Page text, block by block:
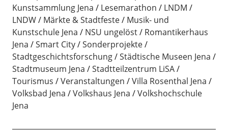
Kunstsammlung Jena
Lesemarathon
LNDM
LNDW
Märkte & Stadtfeste
Musik- und
Kunstschule Jena
NSU ungelöst
Romantikerhaus
Jena
Smart City
Sonderprojekte
Stadtgeschichtsforschung
Städtische Museen Jena
Stadtmuseum Jena
Stadtteilzentrum LiSA
Tourismus
Veranstaltungen
Villa Rosenthal Jena
Volksbad Jena
Volkshaus Jena
Volkshochschule
Jena